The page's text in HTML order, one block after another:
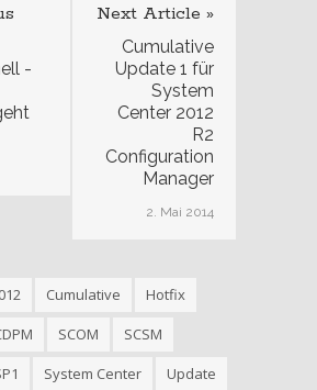
-
Next Article »
Cumulative
Update 1 für
System
Center 2012
R2
Configuration
Manager
2. Mai 2014
Cumulative
Hotfix
SCOM
SCSM
System Center Update